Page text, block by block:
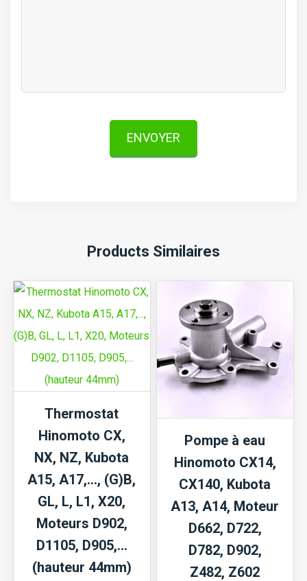
ENVOYER
Products Similaires
Thermostat
Hinomoto CX,
NX, NZ, Kubota
A15, A17,…, (G)B,
GL, L, L1, X20,
Moteurs D902,
D1105, D905,…
(hauteur 44mm)
Pompe à eau
Hinomoto CX14,
CX140, Kubota
A13, A14, Moteur
D662, D722,
D782, D902,
Z482, Z602